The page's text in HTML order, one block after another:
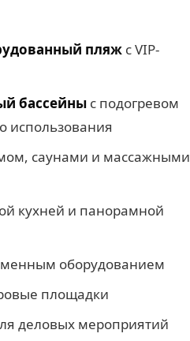
пляжс VIP-
бассейныс подогревом
использования
саунами и массажными
кухней и панорамной
оборудованием
площадки
деловых мероприятий